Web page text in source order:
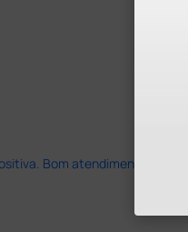
Bom atendimento e